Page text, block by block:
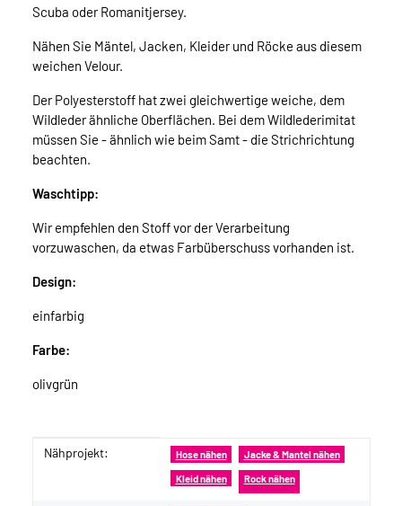
Scuba oder Romanitjersey.
Nähen Sie Mäntel, Jacken, Kleider und Röcke aus diesem
weichen Velour.
Der Polyesterstoff hat zwei gleichwertige weiche, dem
Wildleder ähnliche Oberflächen. Bei dem Wildlederimitat
müssen Sie - ähnlich wie beim Samt - die Strichrichtung
beachten.
Waschtipp:
Wir empfehlen den Stoff vor der Verarbeitung
vorzuwaschen, da etwas Farbüberschuss vorhanden ist.
Design:
einfarbig
Farbe:
olivgrün
Produkteigenschaft
Wert
Nähprojekt: Hose nähen Jacke & Mantel nähen
Kleid nähen Rock nähen